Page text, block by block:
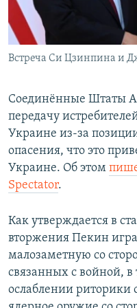
ПОБЕДИТЕЛЕЙ НЕ СУДЯТ?
КРЫМ.НЕПОКОРЕННЫЙ
ELIFBE
ПРИСОЕДИНЯЙТЕСЬ!
Все сайты RFE/RL
Встреча Си Цзинпина и
Соединённые Штаты
передачу
Украине из-за
опасения, что это
Украине. Об этом п
Spectator.
Как утверждается в
вторжения Пекин
малозаметную со
связанных с войной,
ослаблении